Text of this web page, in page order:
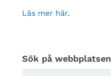
Läs mer här.
Sök på webbplatsen